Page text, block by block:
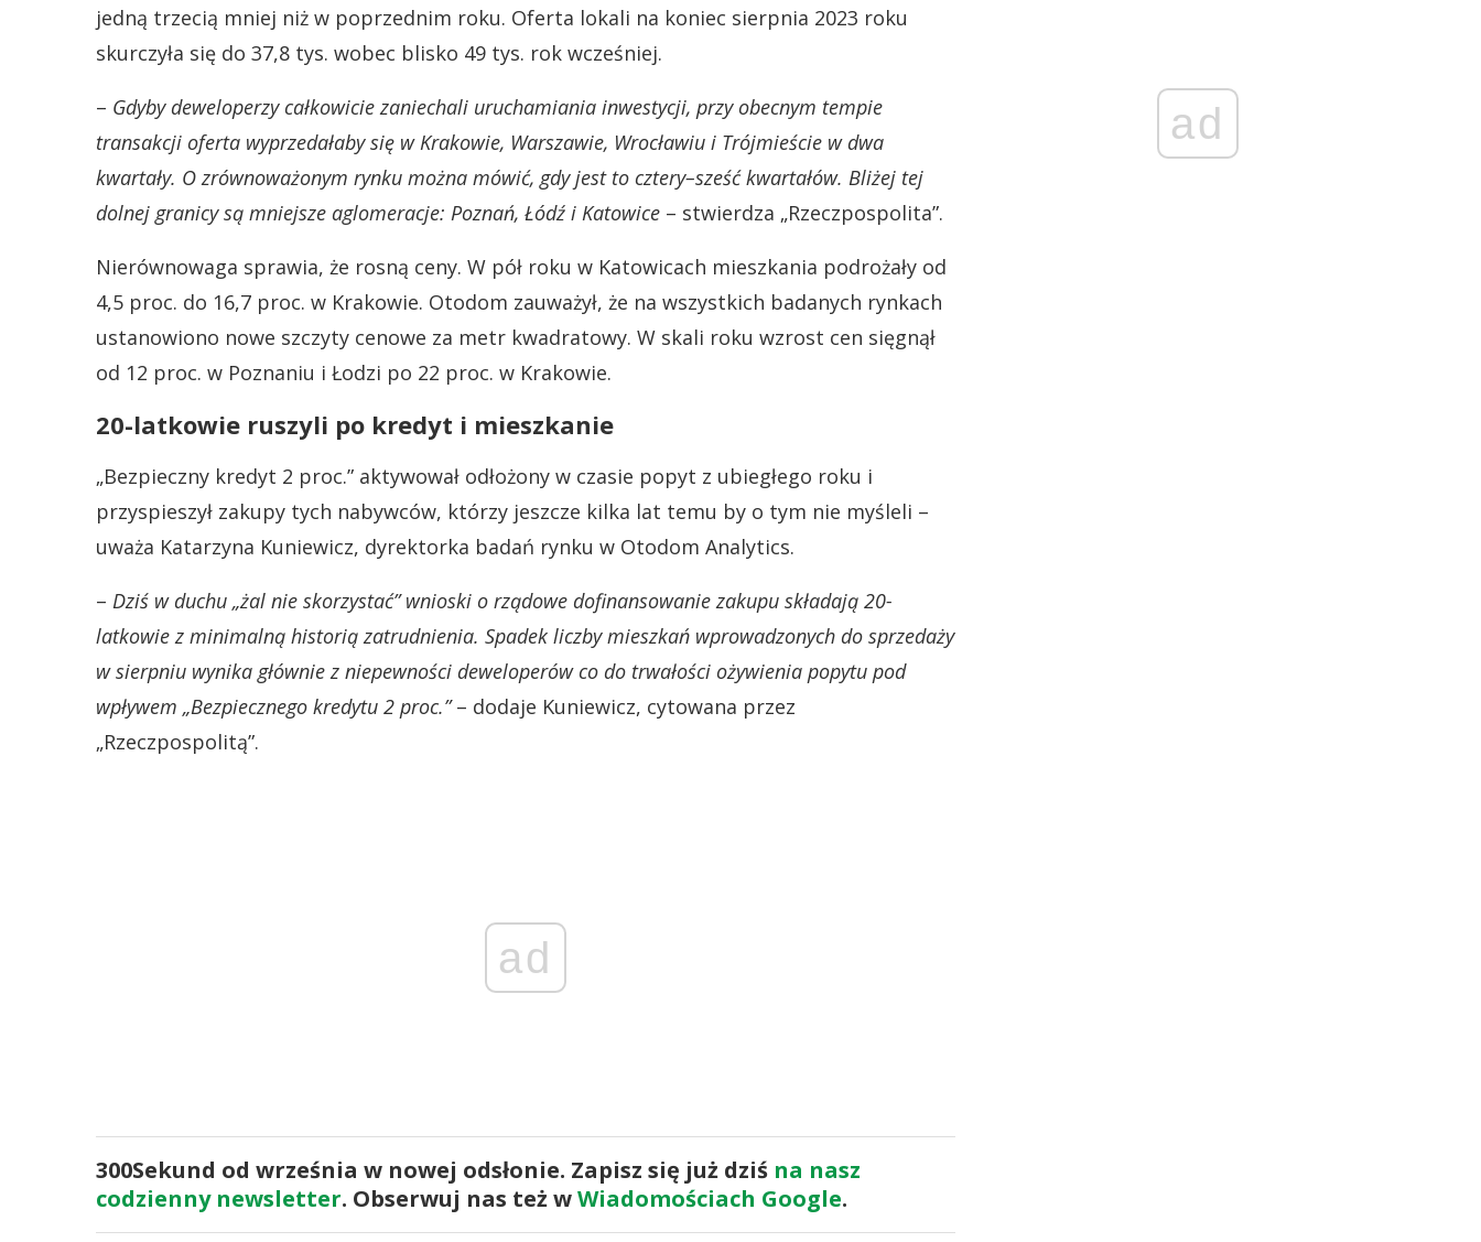
jedną trzecią mniej niż w poprzednim roku. Oferta lokali na koniec sierpnia 2023 roku
skurczyła się do 37,8 tys. wobec blisko 49 tys. rok wcześniej.
– Gdyby deweloperzy całkowicie zaniechali uruchamiania inwestycji, przy obecnym tempie
transakcji oferta wyprzedałaby się w Krakowie, Warszawie, Wrocławiu i Trójmieście w dwa
kwartały. O zrównoważonym rynku można mówić, gdy jest to cztery–sześć kwartałów. Bliżej tej
dolnej granicy są mniejsze aglomeracje: Poznań, Łódź i Katowice – stwierdza „Rzeczpospolita”.
Nierównowaga sprawia, że rosną ceny. W pół roku w Katowicach mieszkania podrożały od
4,5 proc. do 16,7 proc. w Krakowie. Otodom zauważył, że na wszystkich badanych rynkach
ustanowiono nowe szczyty cenowe za metr kwadratowy. W skali roku wzrost cen sięgnął
od 12 proc. w Poznaniu i Łodzi po 22 proc. w Krakowie.
20-latkowie ruszyli po kredyt i mieszkanie
„Bezpieczny kredyt 2 proc.” aktywował odłożony w czasie popyt z ubiegłego roku i
przyspieszył zakupy tych nabywców, którzy jeszcze kilka lat temu by o tym nie myśleli –
uważa Katarzyna Kuniewicz, dyrektorka badań rynku w Otodom Analytics.
– Dziś w duchu „żal nie skorzystać” wnioski o rządowe dofinansowanie zakupu składają 20-
latkowie z minimalną historią zatrudnienia. Spadek liczby mieszkań wprowadzonych do sprzedaży
w sierpniu wynika głównie z niepewności deweloperów co do trwałości ożywienia popytu pod
wpływem „Bezpiecznego kredytu 2 proc.”– dodaje Kuniewicz, cytowana przez
„Rzeczpospolitą”.
ad
300Sekund od września w nowej odsłonie. Zapisz się już dziś na nasz
codzienny newsletter. Obserwuj nas też wWiadomościach Google.
ad